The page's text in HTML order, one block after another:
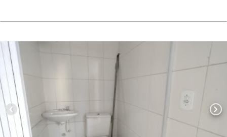
chevron_left chevron_right